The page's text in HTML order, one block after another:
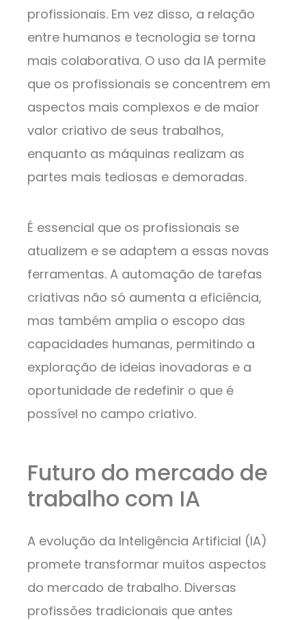
profissionais. Em vez disso, a relação
entre humanos e tecnologia se torna
mais colaborativa. O uso da IA permite
que os profissionais se concentrem em
aspectos mais complexos e de maior
valor criativo de seus trabalhos,
enquanto as máquinas realizam as
partes mais tediosas e demoradas.
É essencial que os profissionais se
atualizem e se adaptem a essas novas
ferramentas. A automação de tarefas
criativas não só aumenta a eficiência,
mas também amplia o escopo das
capacidades humanas, permitindo a
exploração de ideias inovadoras e a
oportunidade de redefinir o que é
possível no campo criativo.
Futuro do mercado de
trabalho com IA
A evolução da Inteligência Artificial (IA)
promete transformar muitos aspectos
do mercado de trabalho. Diversas
profissões tradicionais que antes